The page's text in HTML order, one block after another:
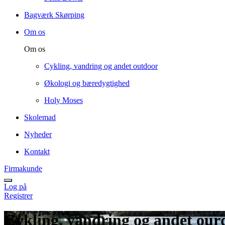
Bagværk Skørping
Om os
Om os
Cykling, vandring og andet outdoor
Økologi og bæredygtighed
Holy Moses
Skolemad
Nyheder
Kontakt
Firmakunde
Log på
Registrer
Cykling, vandring og andet